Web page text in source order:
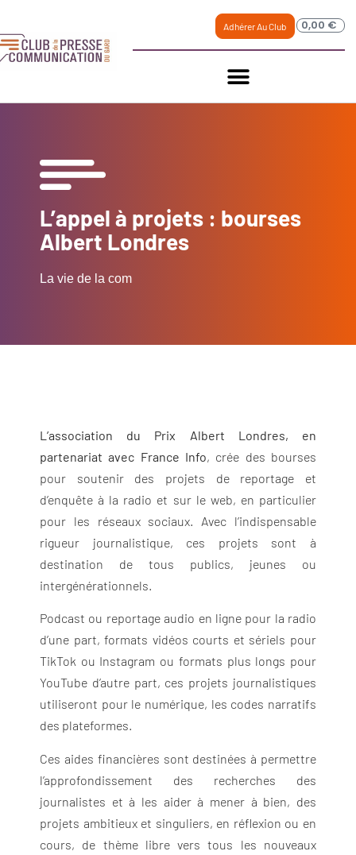
Adhérer Au Club 0,00 €
L’appel à projets : bourses
Albert Londres
La vie de la com
L’association du Prix Albert Londres, en
partenariat avec France Info, crée des bourses
pour soutenir des projets de reportage et
d’enquête à la radio et sur le web, en particulier
pour les réseaux sociaux. Avec l’indispensable
rigueur journalistique, ces projets sont à
destination de tous publics, jeunes ou
intergénérationnels.
Podcast ou reportage audio en ligne pour la radio
d’une part, formats vidéos courts et sériels pour
TikTok ou Instagram ou formats plus longs pour
YouTube d’autre part, ces projets journalistiques
utiliseront pour le numérique, les codes narratifs
des plateformes.
Ces aides financières sont destinées à permettre
l’approfondissement des recherches des
journalistes et à les aider à mener à bien, des
projets ambitieux et singuliers, en réflexion ou en
cours, de thème libre vers tous les nouveaux